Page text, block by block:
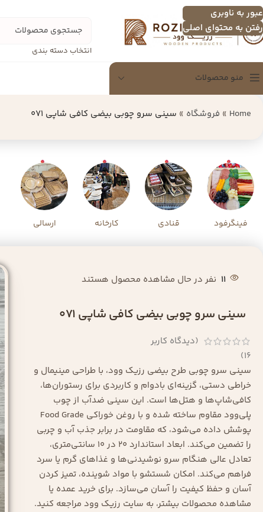
عبور به ناوبری
رفتن به محتوای اصلی
انتخاب دسته بندی
منو محصولات
سینی
اردو خوری
تخته سرور
شکلات خوری
دسرخوری و عسل خوری
Home
» فروشگاه » سینی سرو چوبی بیضی کافی شاپی 071
فینگرفود قنادی کارخانه ارسالی
11 نفر در حال مشاهده محصول هستند
سینی سرو چوبی بیضی کافی شاپی 071
(دیدگاه کاربر
16
)
سینی سرو چوبی طرح بیضی رزیک وود، با طراحی مینیمال و
خراطی دستی، گزینه‌ای بادوام و کاربردی برای رستوران‌ها،
کافی‌شاپ‌ها و هتل‌ها است. این سینی ضدآب از چوب
پلی‌وود مقاوم ساخته شده و با روغن خوراکی Food Grade
پوشش داده می‌شود، که مقاومت در برابر جذب آب و چربی
را تضمین می‌کند. ابعاد استاندارد 20 در 10 سانتی‌متری،
تعادل عالی هنگام سرو نوشیدنی‌ها و غذاهای گرم یا سرد
فراهم می‌کند. امکان شستشو با مواد شوینده، تمیز کردن
آسان و حفظ کیفیت را آسان می‌سازد. برای خرید عمده یا
مشاهده محصولات بیشتر، به سایت رزیک وود مراجعه کنید.